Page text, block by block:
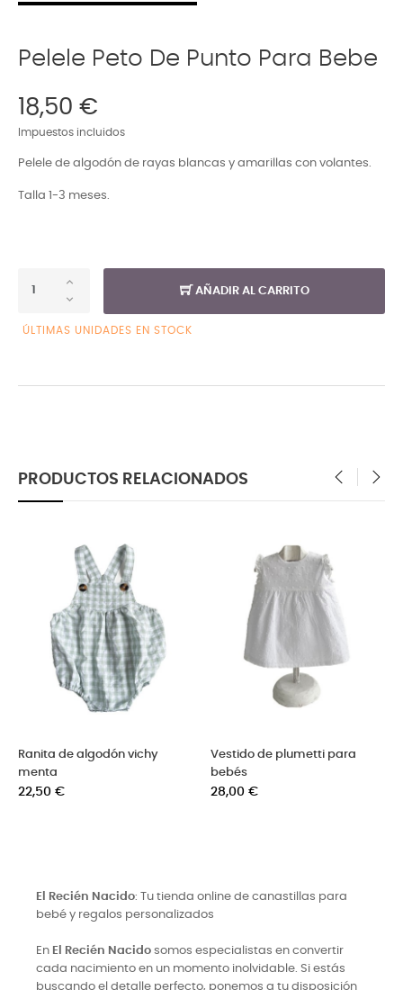
Pelele Peto De Punto Para Bebe
18,50 €
Impuestos incluidos
Pelele de algodón de rayas blancas y amarillas con volantes.
Talla 1-3 meses.
AÑADIR AL CARRITO
ÚLTIMAS UNIDADES EN STOCK
PRODUCTOS RELACIONADOS
de plumetti para
€
Ranita bebe rayas marineras
Precio
18,50 €
El Recién Nacido: Tu tienda online de canastillas para
bebé y regalos personalizados
En El Recién Nacido somos especialistas en convertir
cada nacimiento en un momento inolvidable. Si estás
buscando el detalle perfecto, ponemos a tu disposición